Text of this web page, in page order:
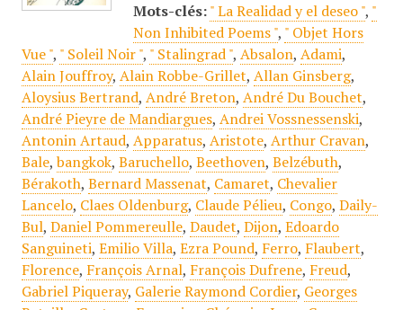
Mots-clés: " La Realidad y el deseo ", "
Non Inhibited Poems ", " Objet Hors
Vue ", " Soleil Noir ", " Stalingrad ", Absalon, Adami,
Alain Jouffroy, Alain Robbe-Grillet, Allan Ginsberg,
Aloysius Bertrand, André Breton, André Du Bouchet,
André Pieyre de Mandiargues, Andrei Vossnessenski,
Antonin Artaud, Apparatus, Aristote, Arthur Cravan,
Bale,bangkok, Baruchello, Beethoven, Belzébuth,
Bérakoth, Bernard Massenat, Camaret, Chevalier
Lancelo, Claes Oldenburg, Claude Pélieu, Congo, Daily-
Bul, Daniel Pommereulle, Daudet, Dijon, Edoardo
Sanguineti, Emilio Villa, Ezra Pound, Ferro, Flaubert,
Florence, François Arnal, François Dufrene, Freud,
Gabriel Piqueray, Galerie Raymond Cordier, Georges